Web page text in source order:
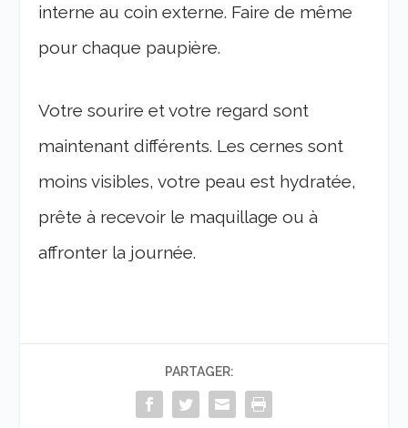
interne au coin externe. Faire de même
pour chaque paupière.
Votre sourire et votre regard sont
maintenant différents. Les cernes sont
moins visibles, votre peau est hydratée,
prête à recevoir le maquillage ou à
affronter la journée.
PARTAGER: